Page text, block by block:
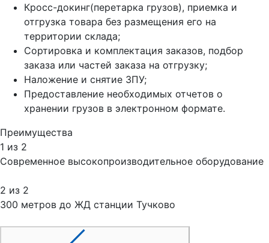
Кросс-докинг(перетарка грузов), приемка и
отгрузка товара без размещения его на
территории склада;
Сортировка и комплектация заказов, подбор
заказа или частей заказа на отгрузку;
Наложение и снятие ЗПУ;
Предоставление необходимых отчетов о
хранении грузов в электронном формате.
Преимущества
1 из 2
Современное высокопроизводительное оборудование
2 из 2
300 метров до ЖД станции Тучково